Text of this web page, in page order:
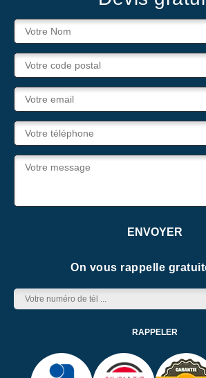
On vous rappelle